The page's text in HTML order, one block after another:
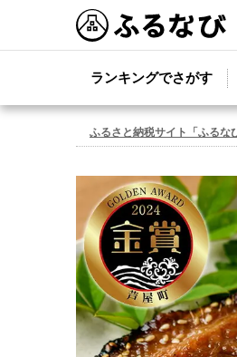
ランキングでさがす
ふるさと納税サイト「ふるな